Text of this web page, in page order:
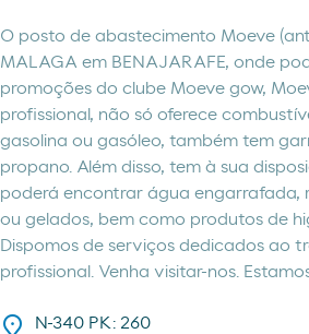
O posto de abastecimento Moeve
MALAGA em BENAJARAFE, onde
promoções do clube Moeve gow,
profissional, não só oferece
gasolina ou gasóleo, também tem
propano. Além disso, tem à sua
poderá encontrar água engarrafada,
ou gelados, bem como produtos de
Dispomos de serviços dedicados ao
profissional. Venha visitar-nos.
N-340 PK: 260